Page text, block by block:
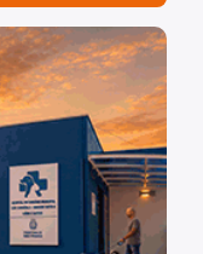
uma gata rajada,